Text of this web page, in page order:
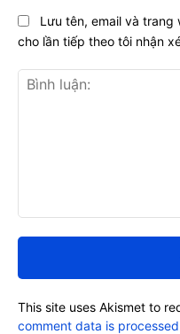
luận:
Lưu tên, email và
cho lần tiếp theo tôi nhận
This site uses Akismet to
comment data is